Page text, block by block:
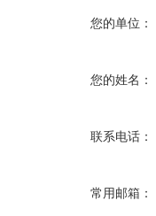
您的单位：
您的姓名：
联系电话：
常用邮箱：